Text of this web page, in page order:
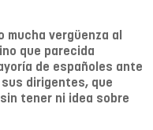
vergüenza al
que parecida
de españoles ante
dirigentes, que
tener ni idea sobre